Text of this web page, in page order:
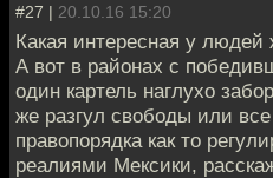
#27 | 20.10.16 15:20
Какая интересная у людей
А вот в районах с
один картель наглухо
же разгул свободы или
правопорядка как то
реалиями Мексики,